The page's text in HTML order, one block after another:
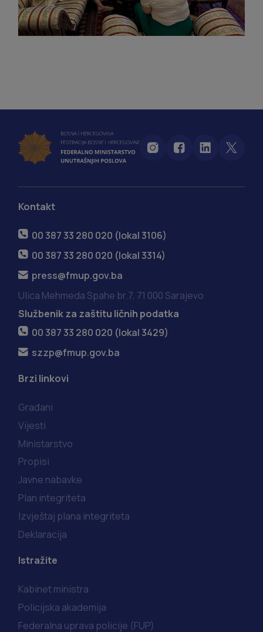
Kontakt
00 387 33 280 020 (lokal 3106)
00 387 33 280 020 (lokal 3314)
press@fmup.gov.ba
Ulica Mehmeda Spahe br.7, 71 000 Sarajevo
Službenik za zaštitu ličnih podatka
00 387 33 280 020 (lokal 3429)
szzp@fmup.gov.ba
Brzi linkovi
Građani
Vijesti
Ministarstvo
Propisi
Javne nabavke
Plan integriteta
Izvještaj plana integriteta
Deklaracija
Istražite
Kabinet ministra
Policijska akademija
Federalna uprava policije (FUP)